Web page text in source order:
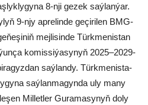
8-nji ge­zek saý­lan­ýar.
9-njy ap­re­lin­de ge­çi­ri­len BMG-
mej­li­sin­de Türk­me­nis­tan
ko­mis­si­ýa­sy­nyň 2025–2029-
saý­lan­dy. Türk­me­nis­ta­
saý­lan­ma­gyn­da uly ma­ny
Mil­let­ler Gu­ra­ma­sy­nyň do­ly